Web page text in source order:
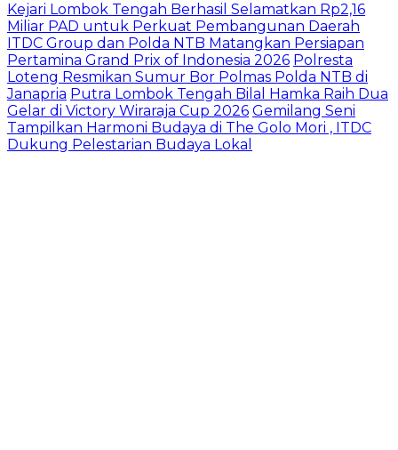
Kejari Lombok Tengah Berhasil Selamatkan Rp2,16
Miliar PAD untuk Perkuat Pembangunan Daerah
ITDC Group dan Polda NTB Matangkan Persiapan
Pertamina Grand Prix of Indonesia 2026 Polresta
Loteng Resmikan Sumur Bor Polmas Polda NTB di
Janapria Putra Lombok Tengah Bilal Hamka Raih Dua
Gelar di Victory Wiraraja Cup 2026 Gemilang Seni
Tampilkan Harmoni Budaya di The Golo Mori , ITDC
Dukung Pelestarian Budaya Lokal